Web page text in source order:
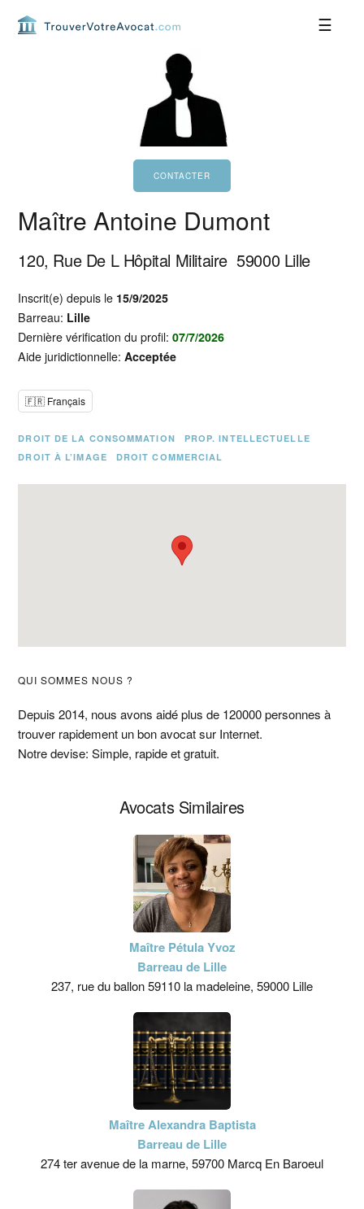
Maître Antoine Dumont
120, Rue De L Hôpital Militaire 59000 Lille
Inscrit(e) depuis le 15/9/2025
Barreau: Lille
Dernière vérification du profil:07/7/2026
Aide juridictionnelle:Acceptée
🇫🇷 Français
DROIT DE LA CONSOMMATION
PROP. INTELLECTUELLE
DROIT À L’IMAGE
DROIT COMMERCIAL
Barre
latérale
principale
QUI SOMMES NOUS ?
Depuis 2014, nous avons aidé plus de 120000 personnes à
trouver rapidement un bon avocat sur Internet.
Notre devise: Simple, rapide et gratuit.
Avocats Similaires
Maître Pétula Yvoz
Barreau de Lille
237, rue du ballon 59110 la madeleine, 59000 Lille
Maître Alexandra Baptista
Barreau de Lille
274 ter avenue de la marne, 59700 Marcq En Baroeul